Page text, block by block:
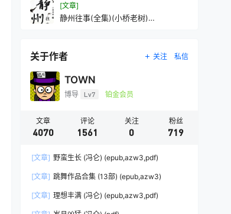
[文章]
静州往事(全集)(小桥老树)
关于作者 关注 私信
TOWN
博导 Lv7 铂金会员
文章
4070
评论
1561
关注
0
粉丝
719
[文章] 野蛮生长 (冯仑) (epub,azw3,pdf)
[文章] 跳舞作品合集 (13部) (epub,azw3)
[文章] 理想丰满 (冯仑) (epub,azw3,pdf)